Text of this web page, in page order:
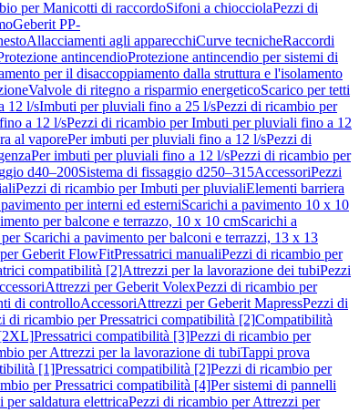
per Manicotti di raccordoSifoni a chiocciolaPezzi di
Geberit PP-
Allacciamenti agli apparecchiCurve tecnicheRaccordi
antincendioProtezione antincendio per sistemi di
per il disaccoppiamento dalla struttura e l'isolamento
Valvole di ritegno a risparmio energeticoScarico per tetti
12 l/sImbuti per pluviali fino a 25 l/sPezzi di ricambio per
a 12 l/sPezzi di ricambio per Imbuti per pluviali fino a 12
al vaporePer imbuti per pluviali fino a 12 l/sPezzi di
Per imbuti per pluviali fino a 12 l/sPezzi di ricambio per
d40–200Sistema di fissaggio d250–315AccessoriPezzi
Pezzi di ricambio per Imbuti per pluvialiElementi barriera
per interni ed esterniScarichi a pavimento 10 x 10
per balcone e terrazzo, 10 x 10 cmScarichi a
Scarichi a pavimento per balconi e terrazzi, 13 x 13
Geberit FlowFitPressatrici manualiPezzi di ricambio per
compatibilità [2]Attrezzi per la lavorazione dei tubiPezzi
Attrezzi per Geberit VolexPezzi di ricambio per
di controlloAccessoriAttrezzi per Geberit MapressPezzi di
di ricambio per Pressatrici compatibilità [2]Compatibilità
Pressatrici compatibilità [3]Pezzi di ricambio per
per Attrezzi per la lavorazione di tubiTappi prova
[1]Pressatrici compatibilità [2]Pezzi di ricambio per
per Pressatrici compatibilità [4]Per sistemi di pannelli
per saldatura elettricaPezzi di ricambio per Attrezzi per